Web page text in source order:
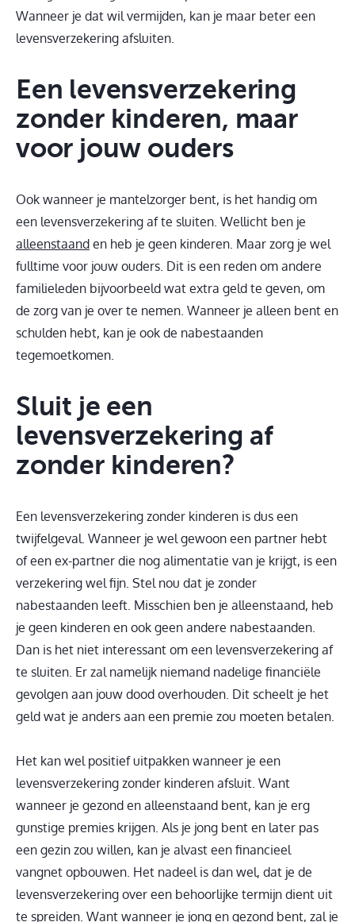
Wanneer je dat wil vermijden, kan je maar beter een
levensverzekering afsluiten.
Een levensverzekering
zonder kinderen, maar
voor jouw ouders
Ook wanneer je mantelzorger bent, is het handig om
een levensverzekering af te sluiten. Wellicht ben je
alleenstaand en heb je geen kinderen. Maar zorg je wel
fulltime voor jouw ouders. Dit is een reden om andere
familieleden bijvoorbeeld wat extra geld te geven, om
de zorg van je over te nemen. Wanneer je alleen bent en
schulden hebt, kan je ook de nabestaanden
tegemoetkomen.
Sluit je een
levensverzekering af
zonder kinderen?
Een levensverzekering zonder kinderen is dus een
twijfelgeval. Wanneer je wel gewoon een partner hebt
of een ex-partner die nog alimentatie van je krijgt, is een
verzekering wel fijn. Stel nou dat je zonder
nabestaanden leeft. Misschien ben je alleenstaand, heb
je geen kinderen en ook geen andere nabestaanden.
Dan is het niet interessant om een levensverzekering af
te sluiten. Er zal namelijk niemand nadelige financiële
gevolgen aan jouw dood overhouden. Dit scheelt je het
geld wat je anders aan een premie zou moeten betalen.
Het kan wel positief uitpakken wanneer je een
levensverzekering zonder kinderen afsluit. Want
wanneer je gezond en alleenstaand bent, kan je erg
gunstige premies krijgen. Als je jong bent en later pas
een gezin zou willen, kan je alvast een financieel
vangnet opbouwen. Het nadeel is dan wel, dat je de
levensverzekering over een behoorlijke termijn dient uit
te spreiden. Want wanneer je jong en gezond bent, zal je